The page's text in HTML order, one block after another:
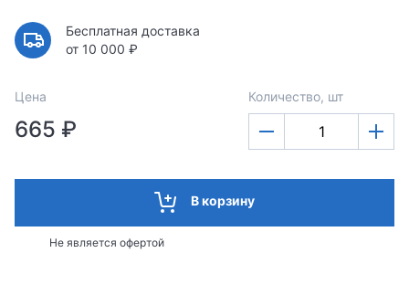
Бесплатная доставка
от 10 000 ₽
Цена
665 ₽
Количество, шт
В корзину
Не является офертой